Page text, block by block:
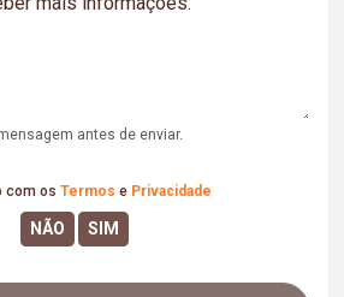
antes de enviar.
com os Termos e Privacidade